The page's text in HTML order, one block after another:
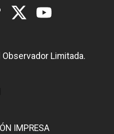
Limitada.
IMPRESA